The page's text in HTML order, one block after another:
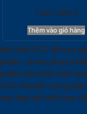
5.007.000 ₫
Thêm vào giỏ hàng
Nội thất CCJ đề cao
phẩm, chinh phục
phẩm nội thất chất
CCJ chuyên cung cấp
các loại nội thất cao